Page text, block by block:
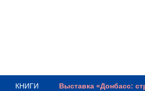
КНИГИ Выставка «Донбасс: